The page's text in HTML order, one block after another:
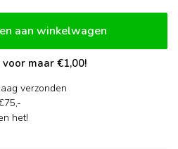
aan winkelwagen
maar €1,00!
verzonden
het!